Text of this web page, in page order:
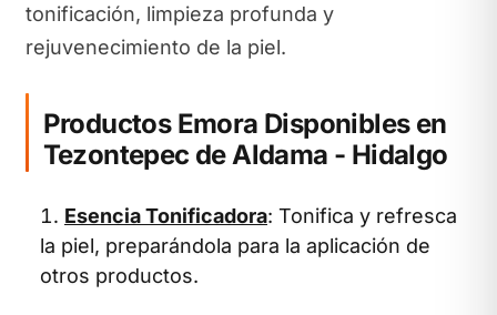
tonificación, limpieza profunda y
rejuvenecimiento de la piel.
Productos Emora Disponibles en
Tezontepec de Aldama - Hidalgo
Esencia Tonificadora: Tonifica y refresca
la piel, preparándola para la aplicación de
otros productos.